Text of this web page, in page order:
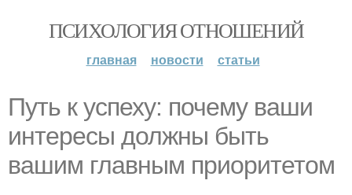
ПСИХОЛОГИЯ ОТНОШЕНИЙ
главная новости статьи
Путь к успеху: почему ваши
интересы должны быть
вашим главным приоритетом